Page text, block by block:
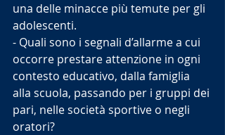
una delle minacce più temute per gli
adolescenti.
- Quali sono i segnali d’allarme a cui
occorre prestare attenzione in ogni
contesto educativo, dalla famiglia
alla scuola, passando per i gruppi dei
pari, nelle società sportive o negli
oratori?